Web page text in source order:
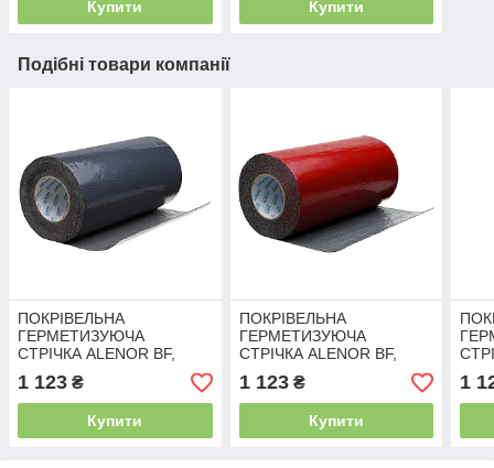
Купити Купити
Подібні товари компанії
ПОКРІВЕЛЬНА
ГЕРМЕТИЗУЮЧА
СТРІЧКА ALENOR BF,
графітова - 250 мм х 10 м
1 123 ₴
Купити
ПОКРІВЕЛЬНА
ГЕРМЕТИЗУЮЧА
СТРІЧКА ALENOR BF,
червона - 250 мм х 10 м
1 123₴
Купити
1